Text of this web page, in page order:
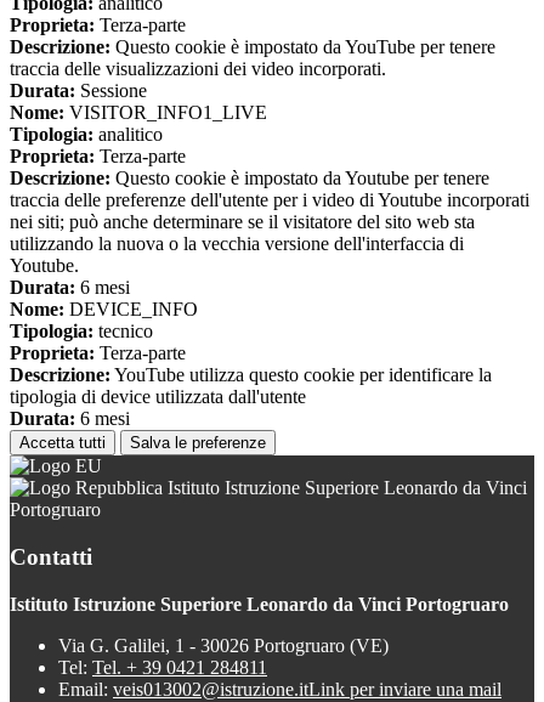
Proprieta: Terza-parte
Descrizione: Questo cookie è impostato da YouTube per tenere
traccia delle visualizzazioni dei video incorporati.
Durata: Sessione
Nome: VISITOR_INFO1_LIVE
Tipologia: analitico
Proprieta: Terza-parte
Descrizione: Questo cookie è impostato da Youtube per tenere
traccia delle preferenze dell'utente per i video di Youtube incorporati
nei siti; può anche determinare se il visitatore del sito web sta
utilizzando la nuova o la vecchia versione dell'interfaccia di
Youtube.
Durata: 6 mesi
Nome: DEVICE_INFO
Tipologia: tecnico
Proprieta: Terza-parte
Descrizione: YouTube utilizza questo cookie per identificare la
tipologia di device utilizzata dall'utente
Durata: 6 mesi
Accetta tutti Salva le preferenze
Istituto Istruzione Superiore Leonardo da Vinci
Portogruaro
Contatti
Istituto Istruzione Superiore Leonardo da Vinci Portogruaro
Via G. Galilei, 1 - 30026 Portogruaro (VE)
Tel: Tel. + 39 0421 284811
Email: veis013002@istruzione.itLink per inviare una mail